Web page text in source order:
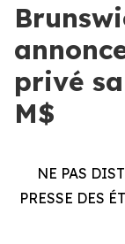
privé
M$
NE PAS
PRESSE DES